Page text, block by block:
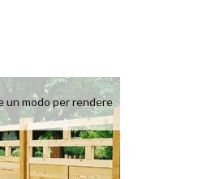
un modo per rendere